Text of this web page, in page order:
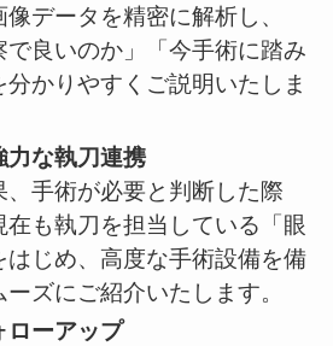
データを精密に解析し、
で良いのか」「今手術に踏み
かりやすくご説明いたしま
力な執刀連携
、手術が必要と判断した際
在も執刀を担当している「眼
はじめ、高度な手術設備を備
ズにご紹介いたします。
ローアップ